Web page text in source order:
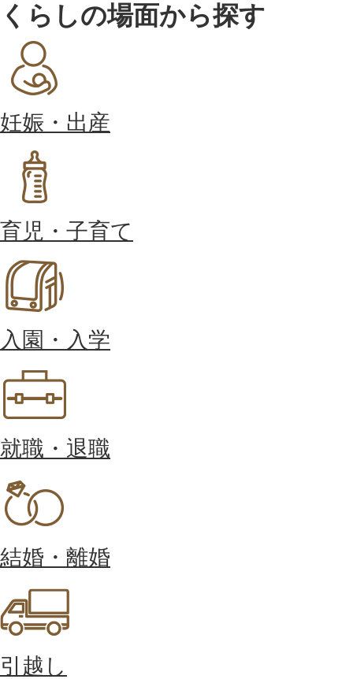
くらしの場面から探す
妊娠・出産
育児・子育て
入園・入学
就職・退職
結婚・離婚
引越し